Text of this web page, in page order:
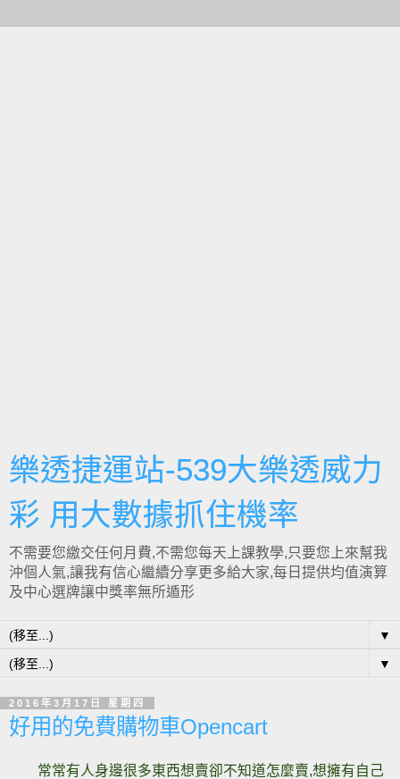
樂透捷運站-539大樂透威力
彩 用大數據抓住機率
不需要您繳交任何月費,不需您每天上課教學,只要您上來幫我
沖個人氣,讓我有信心繼續分享更多給大家,每日提供均值演算
及中心選牌讓中獎率無所遁形
▼
▼
2016年3月17日 星期四
好用的免費購物車Opencart
常常有人身邊很多東西想賣卻不知道怎麼賣,想擁有自己